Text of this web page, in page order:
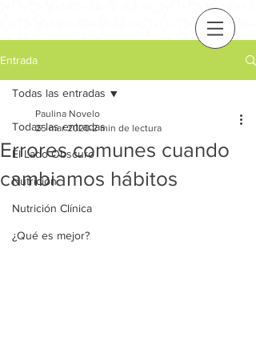
Entrada
Todas las entradas
El Lado Obscuro
Nutrición
Nutrición Clínica
¿Qué es mejor?
Todas las entradas
Errores comunes cuando
cambiamos hábitos
Paulina Novelo
25 mar 2020 2 min de lectura